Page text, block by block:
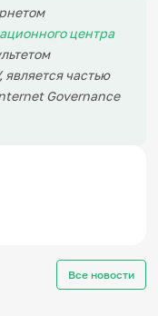
центра
частью
Governance
Все новости